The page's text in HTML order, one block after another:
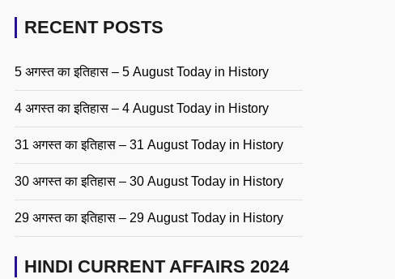
RECENT POSTS
5 अगस्त का इतिहास – 5 August Today in History
4 अगस्त का इतिहास – 4 August Today in History
31 अगस्त का इतिहास – 31 August Today in History
30 अगस्त का इतिहास – 30 August Today in History
29 अगस्त का इतिहास – 29 August Today in History
HINDI CURRENT AFFAIRS 2024